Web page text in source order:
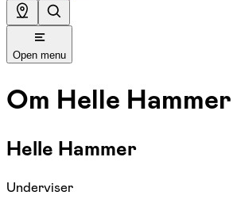
Open menu
Om Helle Hammer
Helle Hammer
Underviser